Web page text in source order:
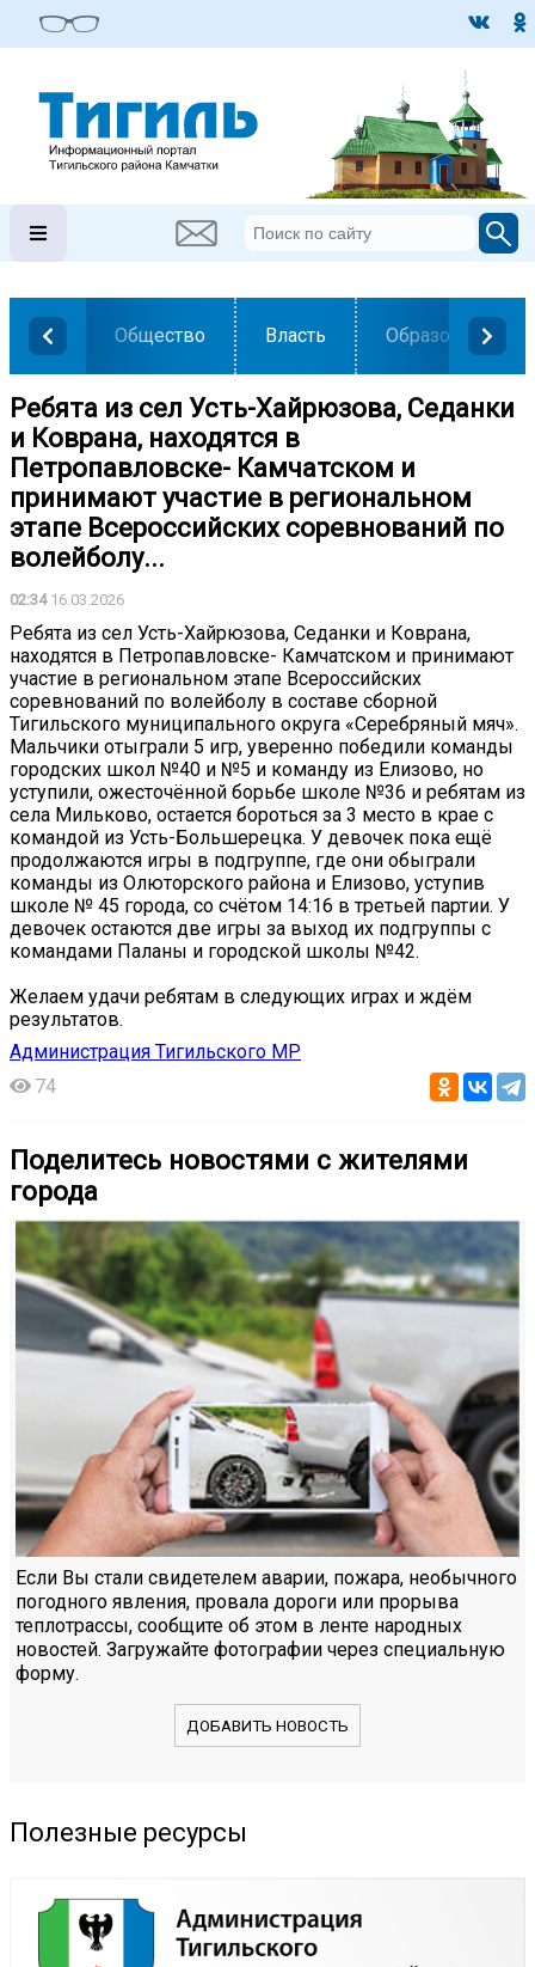
Общество Власть Образование
Ребята из сел Усть-Хайрюзова, Седанки
и Коврана, находятся в
Петропавловске- Камчатском и
принимают участие в региональном
этапе Всероссийских соревнований по
волейболу...
02:3416.03.2026
Ребята из сел Усть-Хайрюзова, Седанки и Коврана,
находятся в Петропавловске- Камчатском и принимают
участие в региональном этапе Всероссийских
соревнований по волейболу в составе сборной
Тигильского муниципального округа «Серебряный мяч».
Мальчики отыграли 5 игр, уверенно победили команды
городских школ №40 и №5 и команду из Елизово, но
уступили, ожесточённой борьбе школе №36 и ребятам из
села Мильково, остается бороться за 3 место в крае с
командой из Усть-Большерецка. У девочек пока ещё
продолжаются игры в подгруппе, где они обыграли
команды из Олюторского района и Елизово, уступив
школе № 45 города, со счётом 14:16 в третьей партии. У
девочек остаются две игры за выход их подгруппы с
командами Паланы и городской школы №42.
Желаем удачи ребятам в следующих играх и ждём
результатов.
Администрация Тигильского МР
74
Поделитесь новостями с жителями
города
Если Вы стали свидетелем аварии, пожара, необычного
погодного явления, провала дороги или прорыва
теплотрассы, сообщите об этом в ленте народных
новостей. Загружайте фотографии через специальную
форму.
ДОБАВИТЬ НОВОСТЬ
Полезные ресурсы